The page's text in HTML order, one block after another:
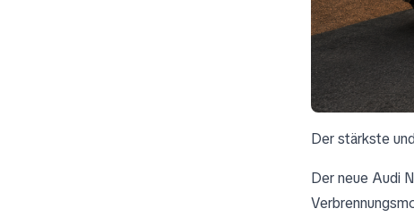
Der stärkste
Der neue Audi